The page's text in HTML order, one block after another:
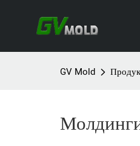
GV Mold